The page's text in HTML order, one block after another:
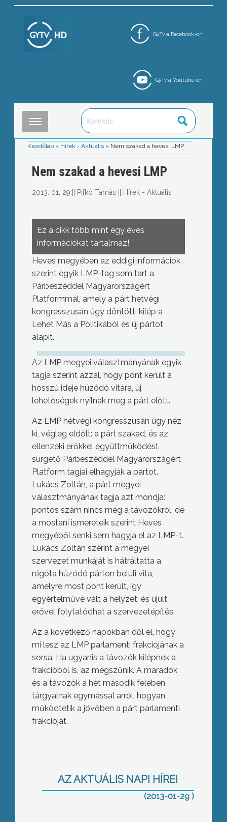
GyTv a Facebook-on
GyTv a Youtube-on
Kezdőlap » Hírek - Aktuális » Nem szakad a hevesi LMP
Nem szakad a hevesi LMP
2013. 01. 29. Pifkó Tamás Hírek - Aktuális
Ez a cikk több mint egy éves
információkat tartalmaz!
Heves megyében az eddigi információk
szerint egyik LMP-tag sem tart a
Párbeszéddel Magyarországért
Platformmal, amely a párt hétvégi
kongresszusán úgy döntött: kilép a
Lehet Más a Politikából és új pártot
alapít.
Az LMP megyei választmányának egyik
tagja szerint azzal, hogy pont került a
hosszú ideje húzódó vitára, új
lehetőségek nyílnak meg a párt előtt.
Az LMP hétvégi kongresszusán úgy néz
ki, végleg eldőlt: a párt szakad, és az
ellenzéki erőkkel együttműködést
sürgető Párbeszéddel Magyarországért
Platform tagjai elhagyják a pártot.
Lukács Zoltán, a párt megyei
választmányának tagja azt mondja:
pontos szám nincs még a távozókról, de
a mostani ismereteik szerint Heves
megyéből senki sem hagyja el az LMP-t.
Lukács Zoltán szerint a megyei
szervezet munkáját is hátráltatta a
régóta húzódó párton belüli vita,
amelyre most pont került, így
egyértelművé vált a helyzet, és újult
erővel folytatódhat a szervezetépítés.
Az a következő napokban dől el, hogy
mi lesz az LMP parlamenti frakciójának a
sorsa. Ha ugyanis a távozók kilépnek a
frakcióból is, az megszűnik. A maradók
és a távozók a hét második felében
tárgyalnak egymással arról, hogyan
működtetik a jövőben a párt parlamenti
frakcióját.
AZ AKTUÁLIS NAPI HÍREI
(2013-01-29 )